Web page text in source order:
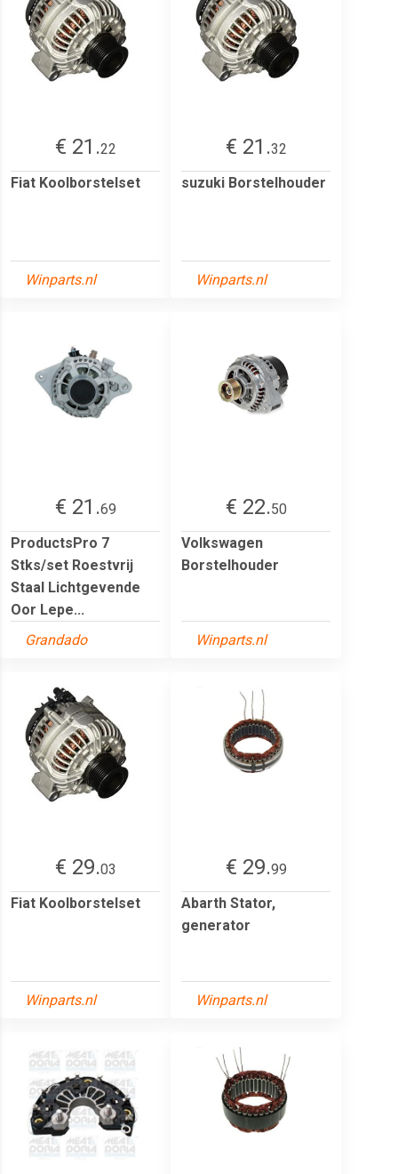
€ 21.22
Fiat Koolborstelset
Winparts.nl
€ 21.32
suzuki Borstelhouder
Winparts.nl
€ 21.69
ProductsPro 7
Stks/set Roestvrij
Staal Lichtgevende
Oor Lepe...
Grandado
€ 22.50
Volkswagen
Borstelhouder
Winparts.nl
€ 29.03
Fiat Koolborstelset
Winparts.nl
€ 29.99
Abarth Stator,
generator
Winparts.nl